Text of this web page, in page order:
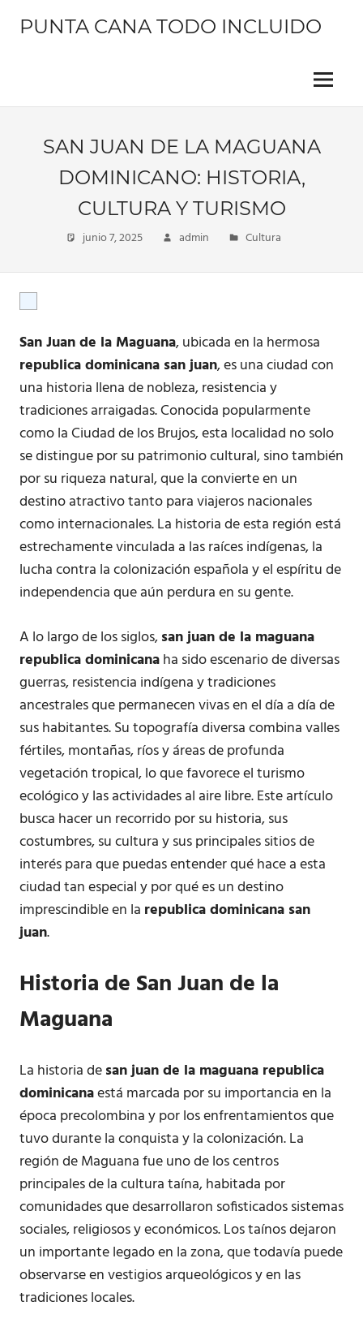
PUNTA CANA TODO INCLUIDO
hermoso
Menu
SAN JUAN DE LA MAGUANA
DOMINICANO: HISTORIA,
CULTURA Y TURISMO
junio 7, 2025 admin Cultura
San Juan de la Maguana, ubicada en la hermosa
republica dominicana san juan, es una ciudad con
una historia llena de nobleza, resistencia y
tradiciones arraigadas. Conocida popularmente
como la Ciudad de los Brujos, esta localidad no solo
se distingue por su patrimonio cultural, sino también
por su riqueza natural, que la convierte en un
destino atractivo tanto para viajeros nacionales
como internacionales. La historia de esta región está
estrechamente vinculada a las raíces indígenas, la
lucha contra la colonización española y el espíritu de
independencia que aún perdura en su gente.
A lo largo de los siglos,san juan de la maguana
republica dominicanaha sido escenario de diversas
guerras, resistencia indígena y tradiciones
ancestrales que permanecen vivas en el día a día de
sus habitantes. Su topografía diversa combina valles
fértiles, montañas, ríos y áreas de profunda
vegetación tropical, lo que favorece el turismo
ecológico y las actividades al aire libre. Este artículo
busca hacer un recorrido por su historia, sus
costumbres, su cultura y sus principales sitios de
interés para que puedas entender qué hace a esta
ciudad tan especial y por qué es un destino
imprescindible en la republica dominicana san
juan.
Historia de San Juan de la
Maguana
La historia desan juan de la maguana republica
dominicanaestá marcada por su importancia en la
época precolombina y por los enfrentamientos que
tuvo durante la conquista y la colonización. La
región de Maguana fue uno de los centros
principales de la cultura taína, habitada por
comunidades que desarrollaron sofisticados sistemas
sociales, religiosos y económicos. Los taínos dejaron
un importante legado en la zona, que todavía puede
observarse en vestigios arqueológicos y en las
tradiciones locales.